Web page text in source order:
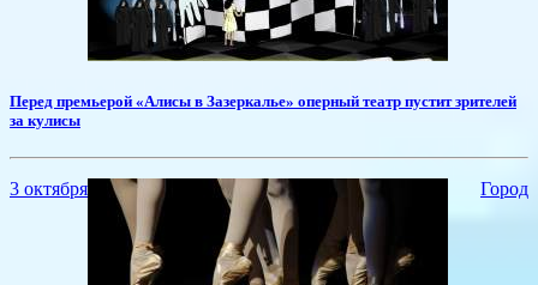
Перед премьерой «Алисы в Зазеркалье» оперный театр пустит зрителей
за кулисы
3 октября Город